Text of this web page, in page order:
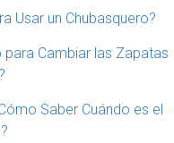
Usar un Chubasquero?
Cambiar las Zapatas
Saber Cuándo es el